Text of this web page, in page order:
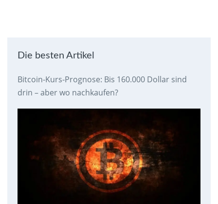
Die besten Artikel
Bitcoin-Kurs-Prognose: Bis 160.000 Dollar sind
drin – aber wo nachkaufen?